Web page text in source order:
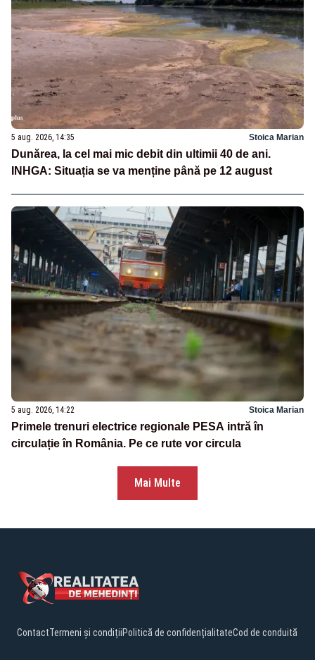
5 aug. 2026, 14:35 Stoica Marian
Dunărea, la cel mai mic debit din ultimii 40 de ani.
INHGA: Situația se va menține până pe 12 august
5 aug. 2026, 14:22 Stoica Marian
Primele trenuri electrice regionale PESA intră în
circulație în România. Pe ce rute vor circula
Mai Multe
ContactTermeni și condițiiPolitică de confidențialitateCod de conduită